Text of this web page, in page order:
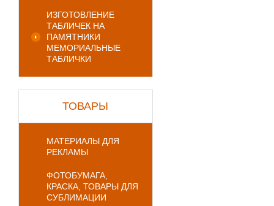
ИЗГОТОВЛЕНИЕ
ТАБЛИЧЕК НА
ПАМЯТНИКИ
МЕМОРИАЛЬНЫЕ
ТАБЛИЧКИ
ТОВАРЫ
МАТЕРИАЛЫ ДЛЯ
РЕКЛАМЫ
ФОТОБУМАГА,
КРАСКА, ТОВАРЫ ДЛЯ
СУБЛИМАЦИИ